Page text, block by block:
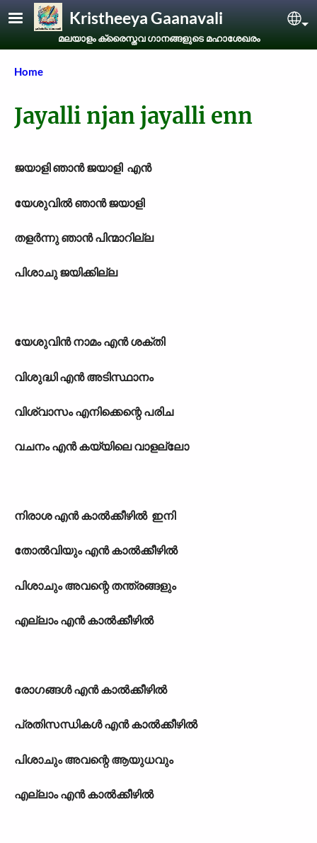
Skip to main contentKristheeya Gaanavali
മലയാളം ക്രൈസ്തവ ഗാനങ്ങളുടെ മഹാശേഖരം
Breadcrumb
Home
Jayalli njan jayalli enn
ജയാളി ഞാന്‍ ജയാളി എന്‍
യേശുവില്‍ ഞാന്‍ ജയാളി
തളര്‍ന്നു ഞാന്‍ പിന്മാറില്ല
പിശാചു ജയിക്കില്ല
യേശുവിന്‍ നാമം എന്‍ ശക്തി
വിശുദ്ധി എന്‍ അടിസ്ഥാനം
വിശ്വാസം എനിക്കെന്റെ പരിച
വചനം എന്‍ കയ്യിലെ വാളല്ലോ
നിരാശ എന്‍ കാല്‍ക്കീഴില്‍ ഇനി
തോല്‍വിയും എന്‍ കാല്‍ക്കീഴില്‍
പിശാചും അവന്റെ തന്ത്രങ്ങളും
എല്ലാം എന്‍ കാല്‍ക്കീഴില്‍
രോഗങ്ങള്‍ എന്‍ കാല്‍ക്കീഴില്‍
പ്രതിസന്ധികള്‍ എന്‍ കാല്‍ക്കീഴില്‍
പിശാചും അവന്റെ ആയുധവും
എല്ലാം എന്‍ കാല്‍ക്കീഴില്‍